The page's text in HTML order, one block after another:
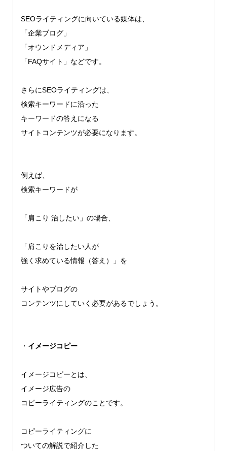
SEOライティングに向いている媒体は、
「企業ブログ」
「オウンドメディア」
「FAQサイト」などです。
さらにSEOライティングは、
検索キーワードに沿った
キーワードの答えになる
サイトコンテンツが必要になります。
例えば、
検索キーワードが
「肩こり 治したい」の場合、
「肩こりを治したい人が
強く求めている情報（答え）」を
サイトやブログの
コンテンツにしていく必要があるでしょう。
・ イメージコピー
イメージコピーとは、
イメージ広告の
コピーライティングのことです。
コピーライティングに
ついての解説で紹介した